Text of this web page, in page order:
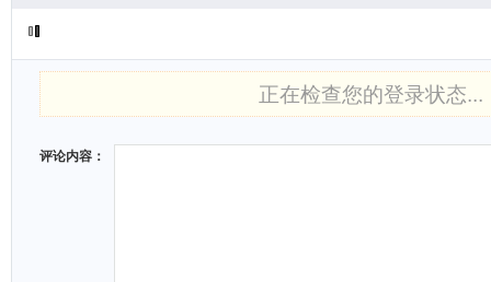
正在检查您的登录状态...
评论内容：